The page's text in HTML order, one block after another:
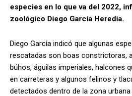
especies en lo que va del 2022,
zoológico Diego García Heredia.
Diego García indicó que algunas
rescatadas son boas constrictoras,
búhos, águilas imperiales, halcones
en carreteras y algunos felinos y
detectados dentro de la zona